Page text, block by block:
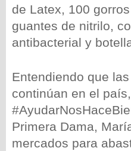
de Latex, 100
guantes de nitrilo,
antibacterial y
Entendiendo que
continúan en el
Primera Dama,
mercados para